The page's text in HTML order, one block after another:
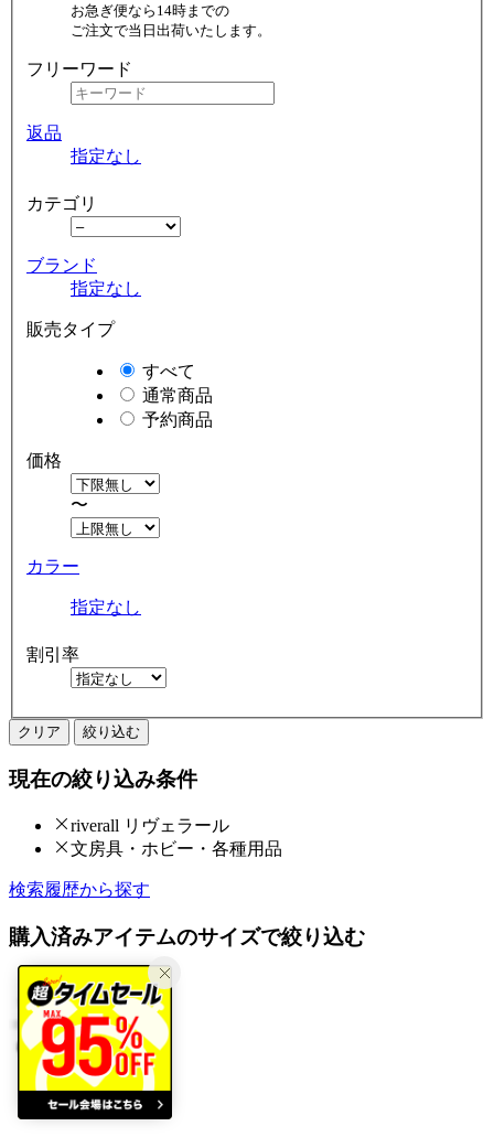
お急ぎ便なら14時までの
ご注文で当日出荷いたします。
フリーワード
返品
指定なし
カテゴリ
ブランド
指定なし
販売タイプ
すべて
通常商品
予約商品
価格
〜
カラー
指定なし
割引率
クリア 絞り込む
現在の絞り込み条件
riverall リヴェラール
文房具・ホビー・各種用品
検索履歴から探す
購入済みアイテムのサイズで絞り込む